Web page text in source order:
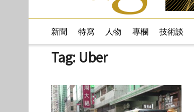
新聞 特寫 人物 專欄 技術談
Tag: Uber